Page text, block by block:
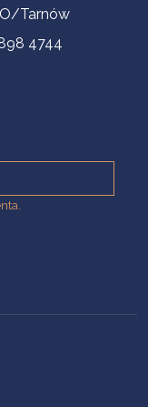
O/Tarnów
4744